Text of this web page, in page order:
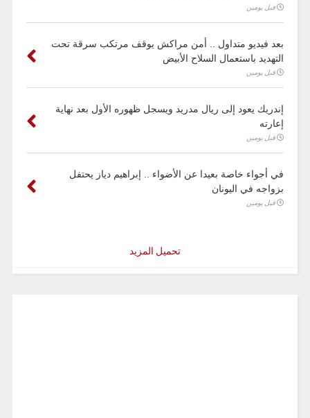
قبل يومين
بعد فيديو متداول .. أمن مراكش يوقف مرتكب سرقة تحت
التهديد باستعمال السلاح الأبيض
قبل يومين
إندريك يعود إلى ريال مدريد ويسجل ظهوره الأول بعد نهاية
إعارته
قبل يومين
في أجواء خاصة بعيدا عن الأضواء .. إبراهيم دياز يحتفل
بزواجه في اليونان
قبل يومين
تحميل المزيد